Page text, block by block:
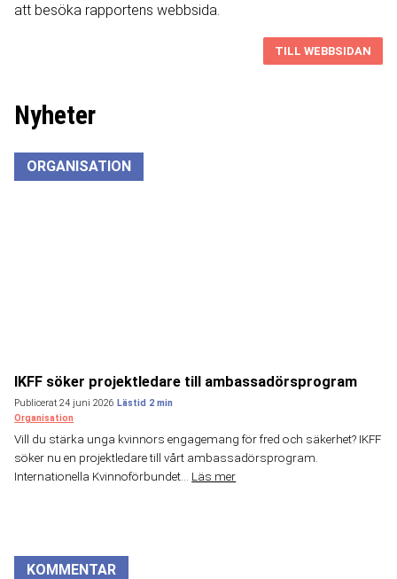
att besöka rapportens webbsida.
TILL WEBBSIDAN
Nyheter
ORGANISATION
IKFF söker projektledare till ambassadörsprogram
Publicerat 24 juni 2026
Organisation
Vill du stärka unga kvinnors engagemang för fred och säkerhet? IKFF
söker nu en projektledare till vårt ambassadörsprogram.
Internationella Kvinnoförbundet... Läs mer
KOMMENTAR